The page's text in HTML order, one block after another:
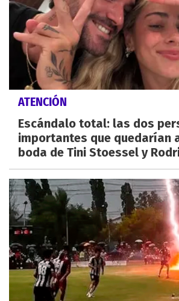
ATENCIÓN
Escándalo total: las dos
importantes que quedarían
boda de Tini Stoessel y